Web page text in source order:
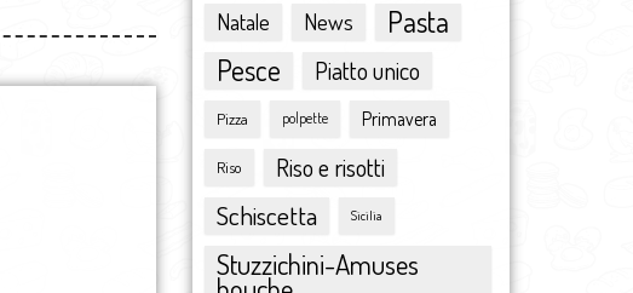
marzo 2015
febbraio 2015
dicembre 2014
novembre 2014
settembre 2014
agosto 2014
luglio 2014
Natale News
Pasta
Pesce
Piatto unico
Pizza polpette Primavera
Riso Riso e risotti
Schiscetta Sicilia
Stuzzichini-Amuses